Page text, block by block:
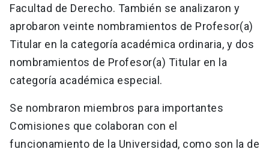
Facultad de Derecho. También se analizaron y
aprobaron veinte nombramientos de Profesor(a)
Titular en la categoría académica ordinaria, y dos
nombramientos de Profesor(a) Titular en la
categoría académica especial.
Se nombraron miembros para importantes
Comisiones que colaboran con el
funcionamiento de la Universidad, como son la de